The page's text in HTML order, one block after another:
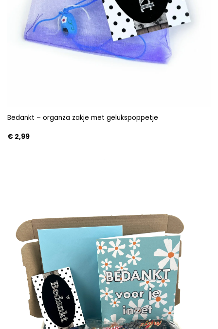
Bedankt – organza zakje met gelukspoppetje
€2,99